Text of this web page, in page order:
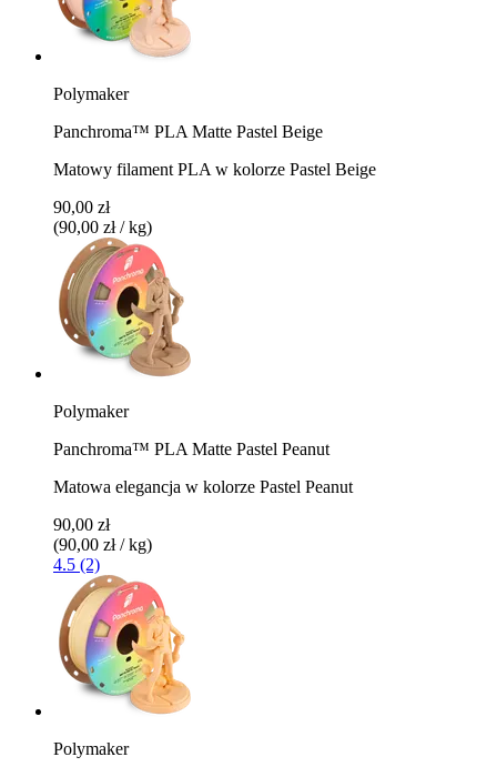
Polymaker
Panchroma™ PLA Matte Pastel Beige
Matowy filament PLA w kolorze Pastel Beige
90,00 zł
(90,00 zł / kg)
Polymaker
Panchroma™ PLA Matte Pastel Peanut
Matowa elegancja w kolorze Pastel Peanut
90,00 zł
(90,00 zł / kg)
4.5 (2)
Polymaker